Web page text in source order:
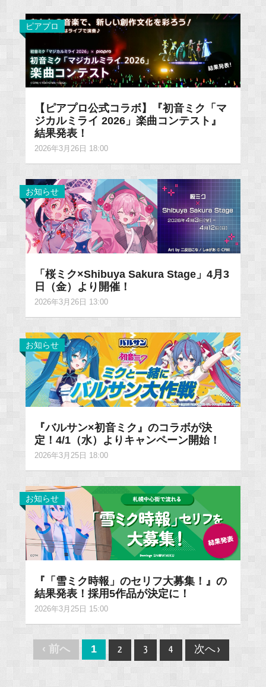
ピアプロ
【ピアプロ公式コラボ】『初音ミク「マ
ジカルミライ 2026」楽曲コンテスト』
結果発表！
2026年3月26日 18:00
お知らせ
「桜ミク×Shibuya Sakura Stage」4月3
日（金）より開催！
2026年3月26日 13:00
お知らせ
『バルサン×初音ミク』のコラボが決
定！4/1（水）よりキャンペーン開始！
2026年3月25日 18:00
お知らせ
『「雪ミク時報」のセリフ大募集！』の
結果発表！採用5作品が決定に！
2026年3月25日 15:00
Post
navigation
‹ 前へ 1 2 3 4 次へ ›